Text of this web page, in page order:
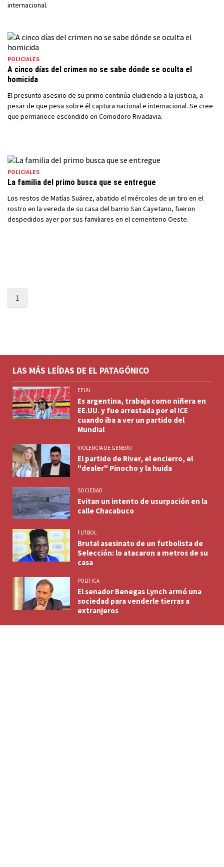
internacional.
POLICIALES
A cinco días del crimen no se sabe dónde se oculta el
homicida
El presunto asesino de su primo continúa eludiendo a la justicia, a
pesar de que pesa sobre él captura nacional e internacional. Se cree
que permanece escondido en Comodoro Rivadavia.
POLICIALES
La familia del primo busca que se entregue
Los restos de Matías Suárez, abatido el miércoles de un tiro en el
rostro en la vereda de su casa del barrio San Cayetano, fueron
despedidos ayer por sus familiares en el cementerio Oeste.
1
LAS MÁS LEÍDAS DE EL PATAGÓNICO
EEUU
Es argentina, trabaja como niñera en
EE.UU. y fue arrestada por el ICE
cuando iba a ver un partido del
Mundial
VIOLENCIA DE GENERO
El partido de River, el encierro, el
"dealer" Pinocho y la huida
SOCIEDAD
Evitan un intento de usurpación en la
calle Chacabuco
FUTBOL
Brutal asesinato de un futbolista de
Selección: lo atacaron a metros de su
casa
POLITICA
El senador Benegas Lynch armó una
sociedad para venderle tierras a
extranjeros